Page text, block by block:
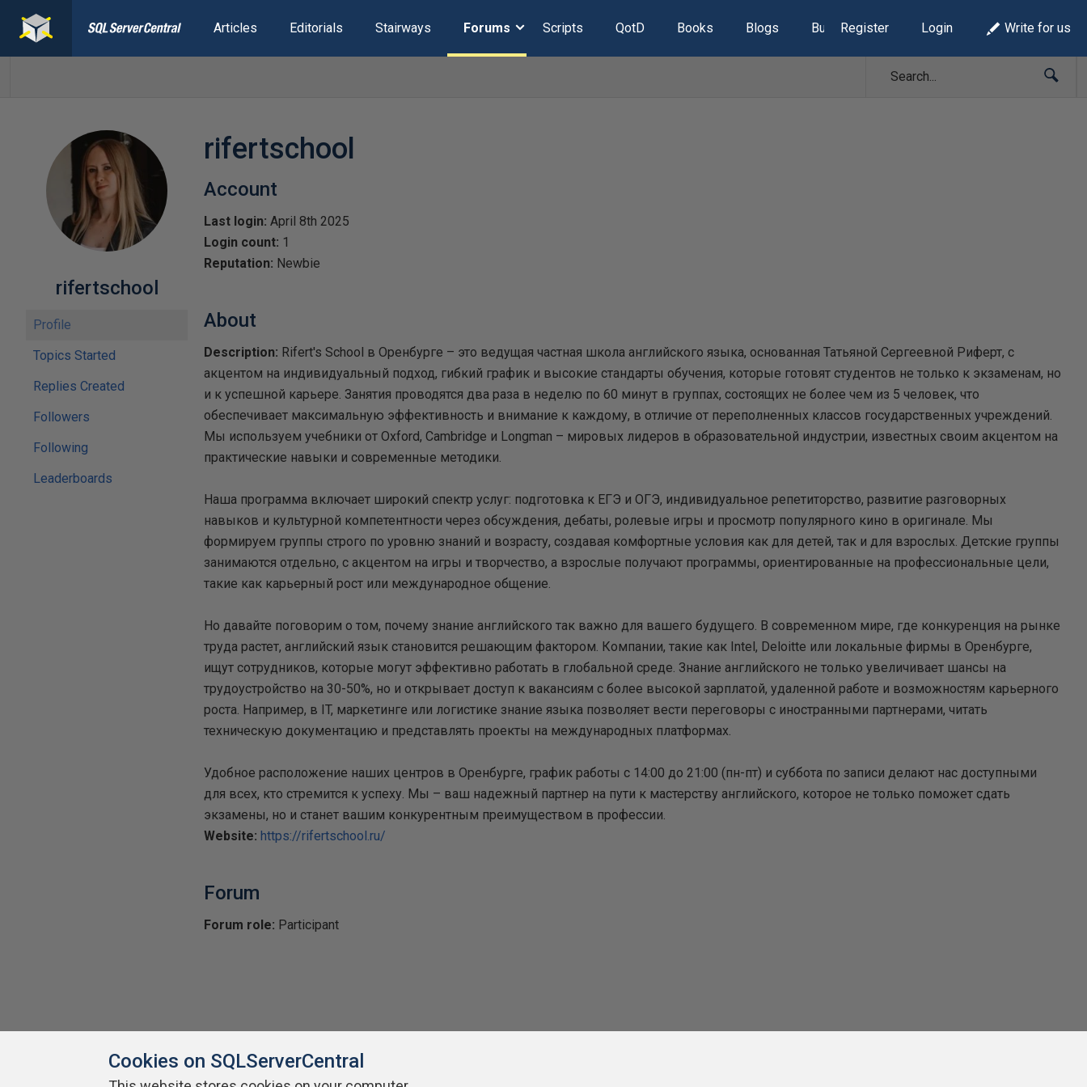
Articles Editorials Stairways Forums Scripts QotD Books Blogs Build Lists
Register Login Write for us
rifertschool
Profile
Topics Started
Replies Created
Followers
Following
Leaderboards
rifertschool
Account
Last login: April 8th 2025
Login count: 1
Reputation: Newbie
About
Description: Rifert's School в Оренбурге – это ведущая частная школа английского языка, основанная Татьяной Сергеевной Риферт, с
акцентом на индивидуальный подход, гибкий график и высокие стандарты обучения, которые готовят студентов не только к экзаменам, но
и к успешной карьере. Занятия проводятся два раза в неделю по 60 минут в группах, состоящих не более чем из 5 человек, что
обеспечивает максимальную эффективность и внимание к каждому, в отличие от переполненных классов государственных учреждений.
Мы используем учебники от Oxford, Cambridge и Longman – мировых лидеров в образовательной индустрии, известных своим акцентом на
практические навыки и современные методики.
Наша программа включает широкий спектр услуг: подготовка к ЕГЭ и ОГЭ, индивидуальное репетиторство, развитие разговорных
навыков и культурной компетентности через обсуждения, дебаты, ролевые игры и просмотр популярного кино в оригинале. Мы
формируем группы строго по уровню знаний и возрасту, создавая комфортные условия как для детей, так и для взрослых. Детские группы
занимаются отдельно, с акцентом на игры и творчество, а взрослые получают программы, ориентированные на профессиональные цели,
такие как карьерный рост или международное общение.
Но давайте поговорим о том, почему знание английского так важно для вашего будущего. В современном мире, где конкуренция на рынке
труда растет, английский язык становится решающим фактором. Компании, такие как Intel, Deloitte или локальные фирмы в Оренбурге,
ищут сотрудников, которые могут эффективно работать в глобальной среде. Знание английского не только увеличивает шансы на
трудоустройство на 30-50%, но и открывает доступ к вакансиям с более высокой зарплатой, удаленной работе и возможностям карьерного
роста. Например, в IT, маркетинге или логистике знание языка позволяет вести переговоры с иностранными партнерами, читать
техническую документацию и представлять проекты на международных платформах.
Удобное расположение наших центров в Оренбурге, график работы с 14:00 до 21:00 (пн-пт) и суббота по записи делают нас доступными
для всех, кто стремится к успеху. Мы – ваш надежный партнер на пути к мастерству английского, которое не только поможет сдать
экзамены, но и станет вашим конкурентным преимуществом в профессии.
Website: https://rifertschool.ru/
Forum
Forum role: Participant
Cookies on SQLServerCentral